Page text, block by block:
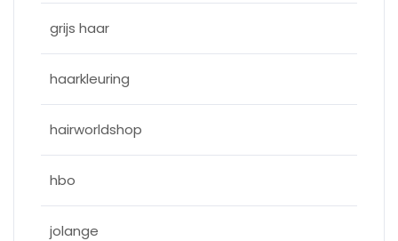
grijs haar
haarkleuring
hairworldshop
hbo
jolange